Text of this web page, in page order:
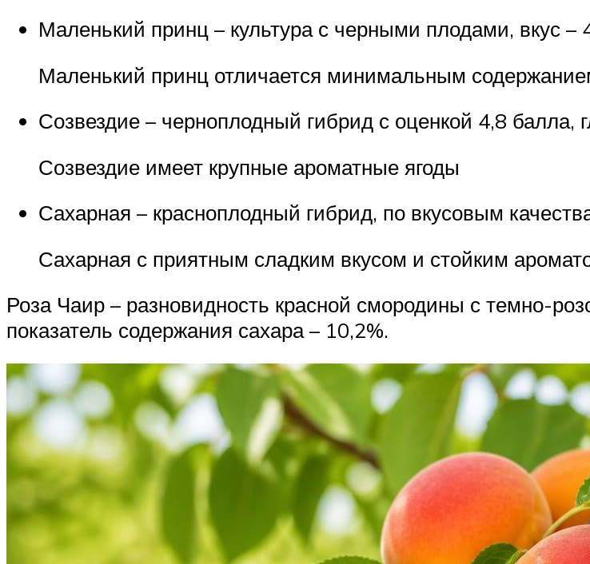
Маленький принц – культура с черными плодами, вкус –
Маленький принц отличается минимальным
Созвездие – черноплодный гибрид с оценкой 4,8 балла,
Созвездие имеет крупные ароматные ягоды
Сахарная – красноплодный гибрид, по вкусовым
Сахарная с приятным сладким вкусом и стойким
Роза Чаир – разновидность красной смородины с темно-
показатель содержания сахара – 10,2%.